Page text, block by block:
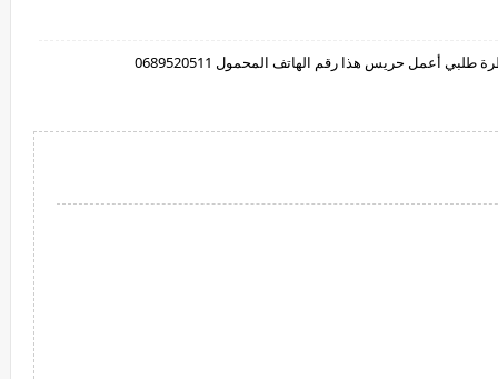
أعمل حريس هذا رقم الهاتف المحمول 0689520511